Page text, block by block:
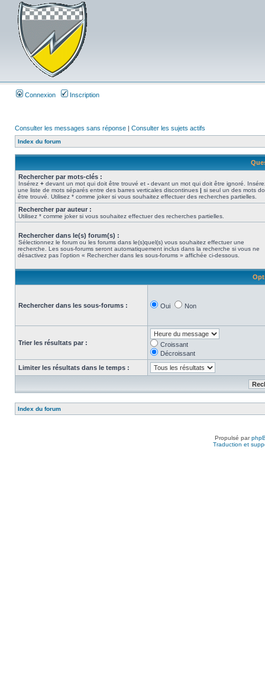
Connexion Inscription
Consulter les messages sans réponse | Consulter les sujets actifs
Index du forum
Rechercher par mots-clés :
Insérez + devant un mot qui doit être trouvé et - devant un mot qui doit être ignoré.
une liste de mots séparés entre des barres verticales discontinues | si seul un des mots
être trouvé. Utilisez * comme joker si vous souhaitez effectuer des recherches partielles.
Rechercher par auteur :
Utilisez * comme joker si vous souhaitez effectuer des recherches partielles.
Rechercher dans le(s) forum(s) :
Sélectionnez le forum ou les forums dans le(s)quel(s) vous souhaitez effectuer une
recherche. Les sous-forums seront automatiquement inclus dans la recherche si vous ne
désactivez pas l’option « Rechercher dans les sous-forums » affichée ci-dessous.
Rechercher dans les sous-forums : Oui Non
Trier les résultats par :
Croissant
Décroissant
Limiter les résultats dans le temps :
Index du forum
Propulsé par
Traduction et